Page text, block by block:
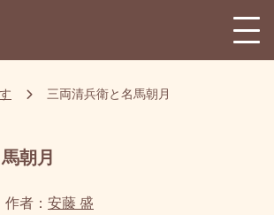
三両清兵衛と名馬朝月
朝月
作者： 安藤 盛